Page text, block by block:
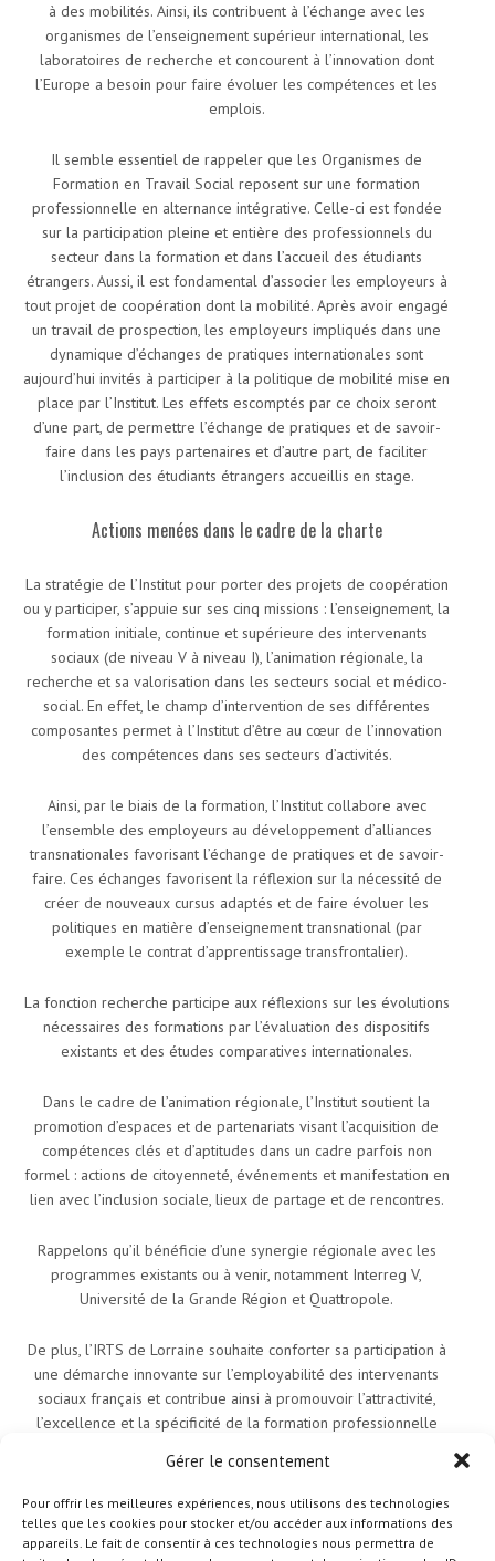
Gérer le consentement
Pour offrir les meilleures expériences, nous utilisons des technologies
telles que les cookies pour stocker et/ou accéder aux informations des
appareils. Le fait de consentir à ces technologies nous permettra de
à des mobilités. Ainsi, ils contribuent à l’échange avec les
organismes de l’enseignement supérieur international, les
laboratoires de recherche et concourent à l’innovation dont
l’Europe a besoin pour faire évoluer les compétences et les
emplois.
Il semble essentiel de rappeler que les Organismes de
Formation en Travail Social reposent sur une formation
professionnelle en alternance intégrative. Celle-ci est fondée
sur la participation pleine et entière des professionnels du
secteur dans la formation et dans l’accueil des étudiants
étrangers. Aussi, il est fondamental d’associer les employeurs à
tout projet de coopération dont la mobilité. Après avoir engagé
un travail de prospection, les employeurs impliqués dans une
dynamique d’échanges de pratiques internationales sont
aujourd’hui invités à participer à la politique de mobilité mise en
place par l’Institut. Les effets escomptés par ce choix seront
d’une part, de permettre l’échange de pratiques et de savoir-
faire dans les pays partenaires et d’autre part, de faciliter
l’inclusion des étudiants étrangers accueillis en stage.
Actions menées dans le cadre de la charte
La stratégie de l’Institut pour porter des projets de coopération
ou y participer, s’appuie sur ses cinq missions : l’enseignement, la
formation initiale, continue et supérieure des intervenants
sociaux (de niveau V à niveau I), l’animation régionale, la
recherche et sa valorisation dans les secteurs social et médico-
social. En effet, le champ d’intervention de ses différentes
composantes permet à l’Institut d’être au cœur de l’innovation
des compétences dans ses secteurs d’activités.
Ainsi, par le biais de la formation, l’Institut collabore avec
l’ensemble des employeurs au développement d’alliances
transnationales favorisant l’échange de pratiques et de savoir-
faire. Ces échanges favorisent la réflexion sur la nécessité de
créer de nouveaux cursus adaptés et de faire évoluer les
politiques en matière d’enseignement transnational (par
exemple le contrat d’apprentissage transfrontalier).
La fonction recherche participe aux réflexions sur les évolutions
nécessaires des formations par l’évaluation des dispositifs
existants et des études comparatives internationales.
Dans le cadre de l’animation régionale, l’Institut soutient la
promotion d’espaces et de partenariats visant l’acquisition de
compétences clés et d’aptitudes dans un cadre parfois non
formel : actions de citoyenneté, événements et manifestation en
lien avec l’inclusion sociale, lieux de partage et de rencontres.
Rappelons qu’il bénéficie d’une synergie régionale avec les
programmes existants ou à venir, notamment Interreg V,
Université de la Grande Région et Quattropole.
De plus, l’IRTS de Lorraine souhaite conforter sa participation à
une démarche innovante sur l’employabilité des intervenants
sociaux français et contribue ainsi à promouvoir l’attractivité,
l’excellence et la spécificité de la formation professionnelle
faire, il s’engage dans le développement d’ententes et de
collaborations avec des pays tiers.